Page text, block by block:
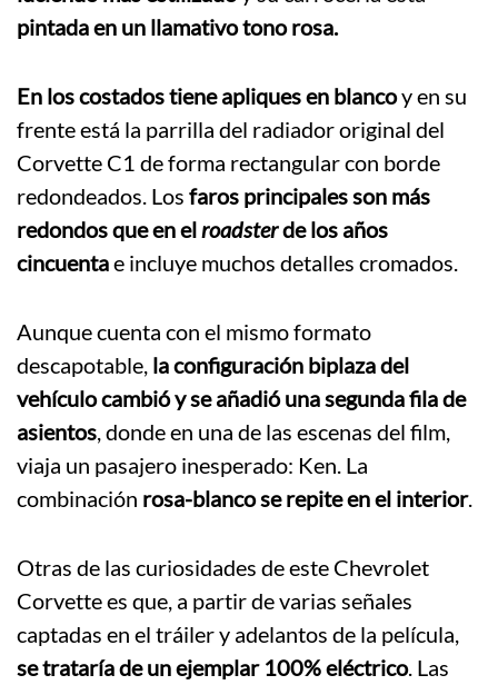
pintada en un llamativo tono rosa.
En los costados tiene apliques en blancoy en su
frente está la parrilla del radiador original del
Corvette C1 de forma rectangular con borde
redondeados. Los faros principales son más
redondos que en el roadsterde los años
cincuentae incluye muchos detalles cromados.
Aunque cuenta con el mismo formato
descapotable, la configuración biplaza del
vehículo cambió y se añadió una segunda fila de
asientos , donde en una de las escenas del film,
viaja un pasajero inesperado: Ken. La
combinación rosa-blanco se repite en el interior.
Otras de las curiosidades de este Chevrolet
Corvette es que, a partir de varias señales
captadas en el tráiler y adelantos de la película,
se trataría de un ejemplar 100% eléctrico. Las